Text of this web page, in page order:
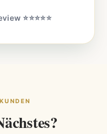
⭐⭐⭐⭐⭐